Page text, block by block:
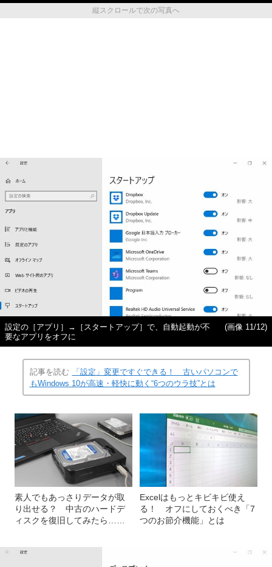
縦スクロールで次の写真へ
設定の［アプリ］→［スタートアップ］で、自動起動が不
要なアプリをオフに
(画像 11/12)
記事を読む
「設定」変更ですぐできる！ 古いパソコンで
もWindows 10が高速・軽快に動く“6つのウラ技”とは
素人でもあっさりデータが取
り出せる？ 中古のハードデ
ィスクを復旧してみたら……
Excelはもっとキビキビ使え
る！ オフにしておくべき「7
つのお節介機能」とは